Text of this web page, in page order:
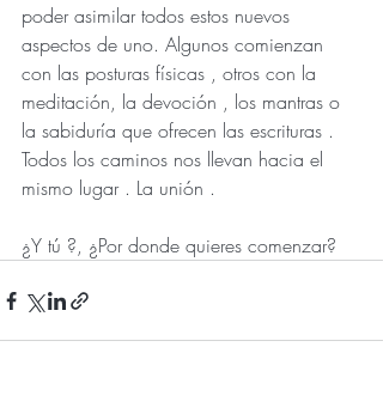
poder asimilar todos estos nuevos
aspectos de uno. Algunos comienzan
con las posturas físicas , otros con la
meditación, la devoción , los mantras o
la sabiduría que ofrecen las escrituras .
Todos los caminos nos llevan hacia el
mismo lugar . La unión .
¿Y tú ?, ¿Por donde quieres comenzar?